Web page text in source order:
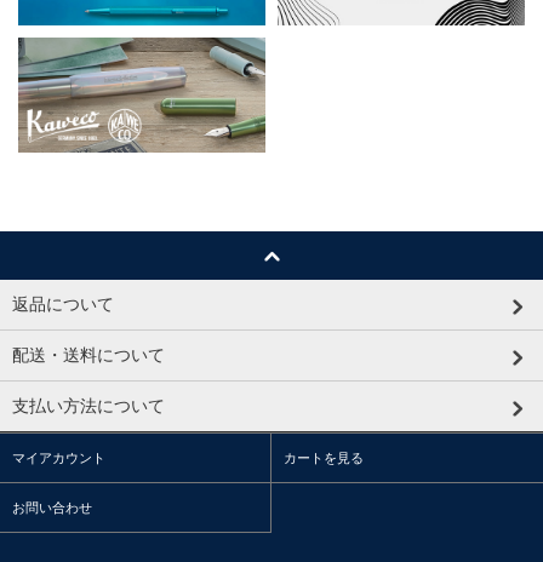
返品について
配送・送料について
支払い方法について
マイアカウント カートを見る
お問い合わせ